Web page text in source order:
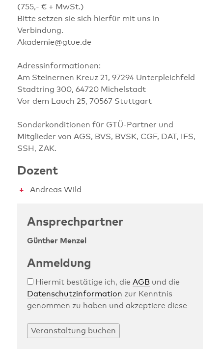
(755,- € + MwSt.)
Bitte setzen sie sich hierfür mit uns in
Verbindung.
Akademie@gtue.de
Adressinformationen:
Am Steinernen Kreuz 21, 97294 Unterpleichfeld
Stadtring 300, 64720 Michelstadt
Vor dem Lauch 25, 70567 Stuttgart
Sonderkonditionen für GTÜ-Partner und
Mitglieder von AGS, BVS, BVSK, CGF, DAT, IFS,
SSH, ZAK.
Dozent
Andreas Wild
Ansprechpartner
Günther Menzel
Anmeldung
Hiermit bestätige ich, die AGB und die
Datenschutzinformation zur Kenntnis
genommen zu haben und akzeptiere diese